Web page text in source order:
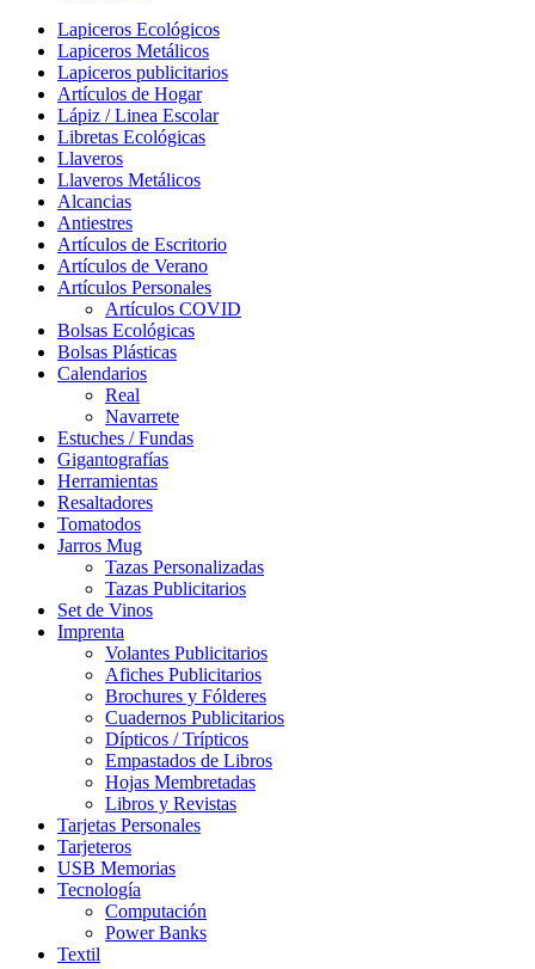
Lapiceros Ecológicos
Lapiceros Metálicos
Lapiceros publicitarios
Artículos de Hogar
Lápiz / Linea Escolar
Libretas Ecológicas
Llaveros
Llaveros Metálicos
Alcancias
Antiestres
Artículos de Escritorio
Artículos de Verano
Artículos Personales
Artículos COVID
Bolsas Ecológicas
Bolsas Plásticas
Calendarios
Real
Navarrete
Estuches / Fundas
Gigantografías
Herramientas
Resaltadores
Tomatodos
Jarros Mug
Tazas Personalizadas
Tazas Publicitarios
Set de Vinos
Imprenta
Volantes Publicitarios
Afiches Publicitarios
Brochures y Fólderes
Cuadernos Publicitarios
Dípticos / Trípticos
Empastados de Libros
Hojas Membretadas
Libros y Revistas
Tarjetas Personales
Tarjeteros
USB Memorias
Tecnología
Computación
Power Banks
Textil